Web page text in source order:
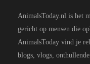
AnimalsToday.nl is het
gericht op mensen die
AnimalsToday vind je
blogs, vlogs,